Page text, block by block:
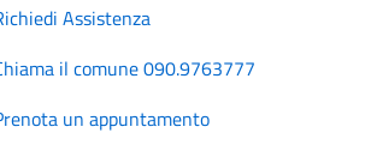
Assistenza
il comune 090.9763777
un appuntamento